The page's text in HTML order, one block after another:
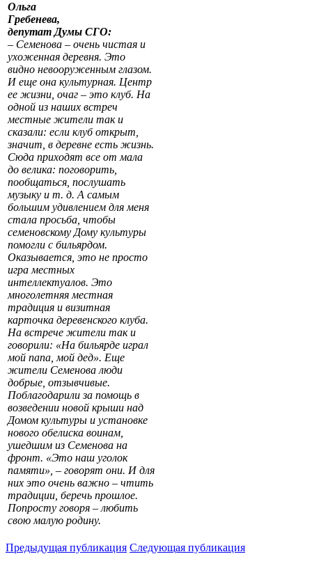
Ольга
Гребенева,
депутат Думы СГО:
– Семенова – очень чистая и
ухоженная деревня. Это
видно невооруженным глазом.
И еще она культурная. Центр
ее жизни, очаг – это клуб. На
одной из наших встреч
местные жители так и
сказали: если клуб открыт,
значит, в деревне есть жизнь.
Сюда приходят все от мала
до велика: поговорить,
пообщаться, послушать
музыку и т. д. А самым
большим удивлением для меня
стала просьба, чтобы
семеновскому Дому культуры
помогли с бильярдом.
Оказывается, это не просто
игра местных
интеллектуалов. Это
многолетняя местная
традиция и визитная
карточка деревенского клуба.
На встрече жители так и
говорили: «На бильярде играл
мой папа, мой дед». Еще
жители Семенова люди
добрые, отзывчивые.
Поблагодарили за помощь в
возведении новой крыши над
Домом культуры и установке
нового обелиска воинам,
ушедшим из Семенова на
фронт. «Это наш уголок
памяти», – говорят они. И для
них это очень важно – чтить
традиции, беречь прошлое.
Попросту говоря – любить
свою малую родину.
Предыдущая публикация Следующая публикация